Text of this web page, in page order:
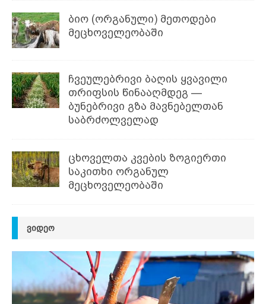
ბიო (ორგანული) მეთოდები
მეცხოველეობაში
ჩვეულებრივი ბაღის ყვავილი
თრიფსის წინააღმდეგ —
ბუნებრივი გზა მავნებელთან
საბრძოლველად
ცხოველთა კვების ზოგიერთი
საკითხი ორგანულ
მეცხოველეობაში
ᲕᲘᲓᲔᲝ